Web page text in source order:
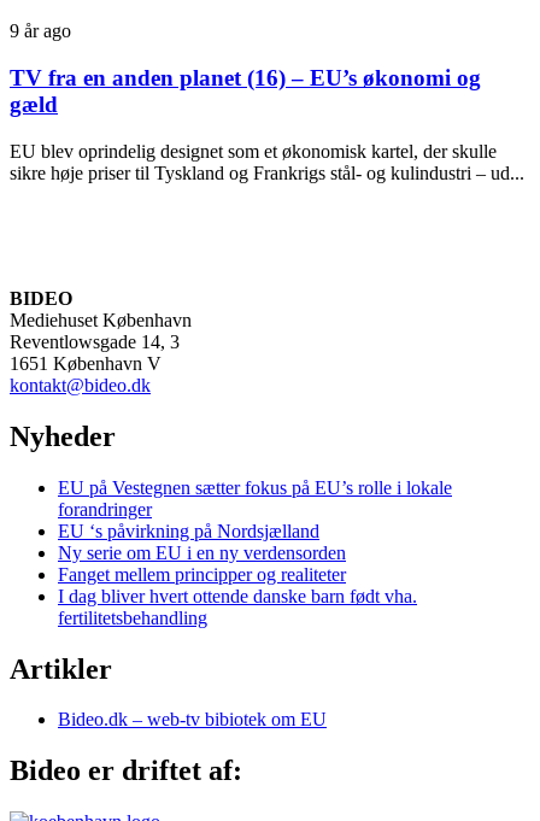
9 år ago
TV fra en anden planet (16) – EU’s økonomi og
gæld
EU blev oprindelig designet som et økonomisk kartel, der skulle
sikre høje priser til Tyskland og Frankrigs stål- og kulindustri – ud...
BIDEO
Mediehuset København
Reventlowsgade 14, 3
1651 København V
kontakt@bideo.dk
Nyheder
EU på Vestegnen sætter fokus på EU’s rolle i lokale
forandringer
EU ‘s påvirkning på Nordsjælland
Ny serie om EU i en ny verdensorden
Fanget mellem principper og realiteter
I dag bliver hvert ottende danske barn født vha.
fertilitetsbehandling
Artikler
Bideo.dk – web-tv bibiotek om EU
Bideo er driftet af: